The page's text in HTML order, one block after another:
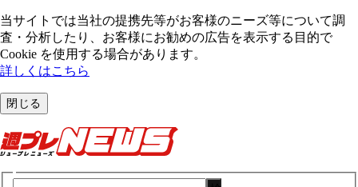
当サイトでは当社の提携先等がお客様のニーズ等について調
査・分析したり、お客様にお勧めの広告を表⽰する⽬的で
Cookie を使⽤する場合があります。
詳しくはこちら
閉じる